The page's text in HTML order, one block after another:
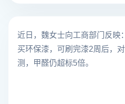
近日，魏女士向工商部门反映
买环保漆，可刷完漆2周后，
测，甲醛仍超标5倍。